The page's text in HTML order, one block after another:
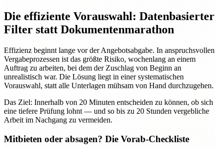
Die effiziente Vorauswahl: Datenbasierter
Filter statt Dokumentenmarathon
Effizienz beginnt lange vor der Angebotsabgabe. In anspruchsvollen
Vergabeprozessen ist das größte Risiko, wochenlang an einem
Auftrag zu arbeiten, bei dem der Zuschlag von Beginn an
unrealistisch war. Die Lösung liegt in einer systematischen
Vorauswahl, statt alle Unterlagen mühsam von Hand durchzugehen.
Das Ziel: Innerhalb von 20 Minuten entscheiden zu können, ob sich
eine tiefere Prüfung lohnt — und so bis zu 20 Stunden vergebliche
Arbeit im Nachgang zu vermeiden.
Mitbieten oder absagen? Die Vorab-Checkliste